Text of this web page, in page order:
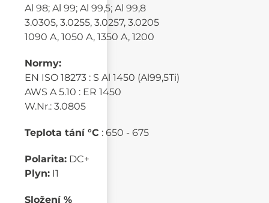
Al 98; Al 99; Al 99,5; Al 99,8
3.0305, 3.0255, 3.0257, 3.0205
1090 A, 1050 A, 1350 A, 1200
Normy:
EN ISO 18273 : S Al 1450 (Al99,5Ti)
AWS A 5.10 : ER 1450
W.Nr.: 3.0805
Teplota tání °C : 650 - 675
Polarita: DC+
Plyn: I1
Složení %